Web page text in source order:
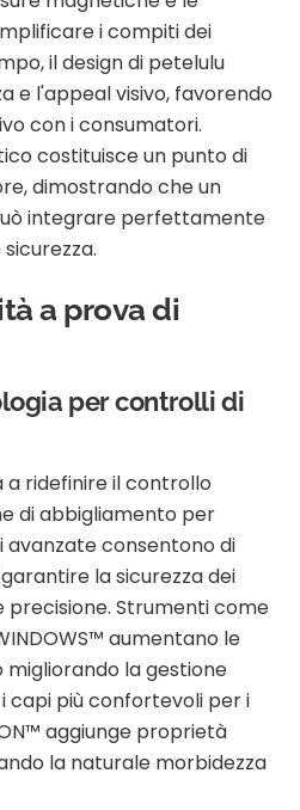
i compiti dei
il design di petelulu
e l'appeal visivo, favorendo
con i consumatori.
costituisce un punto di
dimostrando che un
integrare perfettamente
a prova di
per controlli di
a ridefinire il controllo
di abbigliamento per
avanzate consentono di
la sicurezza dei
Strumenti come
aumentano le
la gestione
capi più confortevoli per i
aggiunge proprietà
la naturale morbidezza